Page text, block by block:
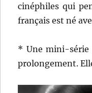
cinéphiles qui
français est né
* Une mini-série
prolongement.